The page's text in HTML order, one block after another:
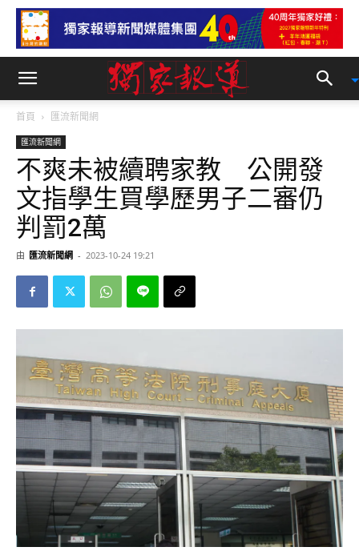
首頁 匯流新聞網
匯流新聞網
不爽未被續聘家教 公開發
文指學生買學歷男子二審仍
判罰2萬
由 匯流新聞網 - 2023-10-24 19:21